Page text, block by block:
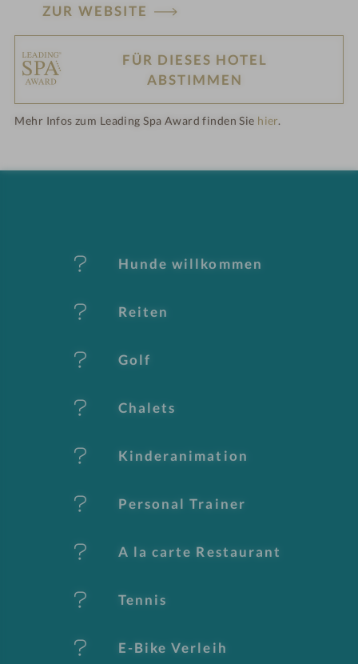
ZUR WEBSITE
FÜR DIESES HOTEL
ABSTIMMEN
Mehr Infos zum Leading Spa Award finden Sie hier.
H
ot
er
Hunde willkommen
Reiten
Golf
Chalets
Kinderanimation
Personal Trainer
A la carte Restaurant
Tennis
E-Bike Verleih